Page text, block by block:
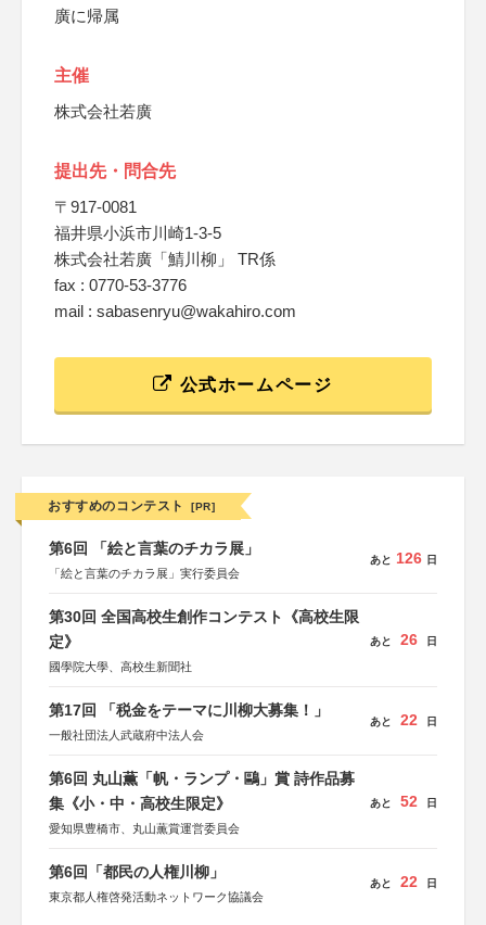
廣に帰属
主催
株式会社若廣
提出先・問合先
〒917-0081
福井県小浜市川崎1-3-5
株式会社若廣「鯖川柳」 TR係
fax : 0770-53-3776
mail : sabasenryu@wakahiro.com
公式ホームページ
おすすめのコンテスト [PR]
第6回 「絵と言葉のチカラ展」
「絵と言葉のチカラ展」実行委員会
あと 126 日
第30回 全国高校生創作コンテスト《高校生限
定》
國學院大學、高校生新聞社
あと 26 日
第17回 「税金をテーマに川柳大募集！」
一般社団法人武蔵府中法人会
あと 22 日
第6回 丸山薫「帆・ランプ・鷗」賞 詩作品募
集《小・中・高校生限定》
愛知県豊橋市、丸山薫賞運営委員会
あと 52 日
第6回「都民の人権川柳」
東京都人権啓発活動ネットワーク協議会
あと 22 日